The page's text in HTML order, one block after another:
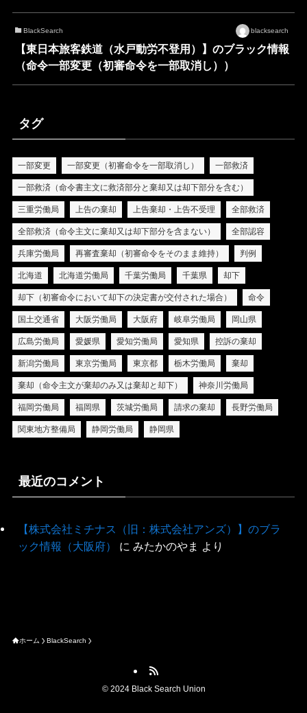
BlackSearch blacksearch
【東日本旅客鉄道（水戸動労不登用）】のブラック情報
（命令一部変更（初審命令を一部取消し））
タグ
一部変更 一部変更（初審命令を一部取消し） 一部救済
一部救済（命令書主文に救済部分と棄却又は却下部分を含む）
三重労働局 上告の棄却 上告棄却・上告不受理 全部救済
全部救済（命令主文に棄却又は却下部分を含まない） 全部認容
兵庫労働局 再審査棄却（初審命令をそのまま維持） 判例
北海道 北海道労働局 千葉労働局 千葉県 却下
却下（初審命令において却下の決定書が交付された場合） 命令
国土交通省 大阪労働局 大阪府 岐阜労働局 岡山県
広島労働局 愛媛県 愛知労働局 愛知県 控訴の棄却
新潟労働局 東京労働局 東京都 栃木労働局 棄却
棄却（命令主文が棄却のみ又は棄却と却下） 神奈川労働局
福岡労働局 福岡県 茨城労働局 請求の棄却 長野労働局
関東地方整備局 静岡労働局 静岡県
最近のコメント
【株式会社ミチナス（旧：株式会社アンズ）】のブラ
ック情報（大阪府）
に みたかのやま より
ホーム BlackSearch
©2024 Black Search Union